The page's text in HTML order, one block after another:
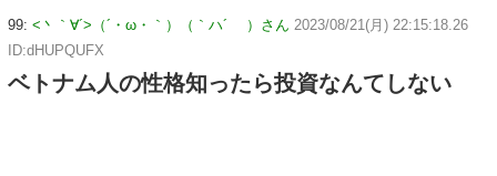
99: <丶｀∀´>（´・ω・｀）（｀ハ´ ）さん 2023/08/21(月) 22:15:18.26
ID:dHUPQUFX
ベトナム人の性格知ったら投資なんてしない